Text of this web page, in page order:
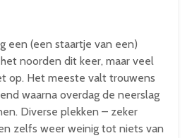
een (een staartje van een)
noorden dit keer, maar veel
op. Het meeste valt trouwens
waarna overdag de neerslag
Diverse plekken – zeker
zelfs weer weinig tot niets van